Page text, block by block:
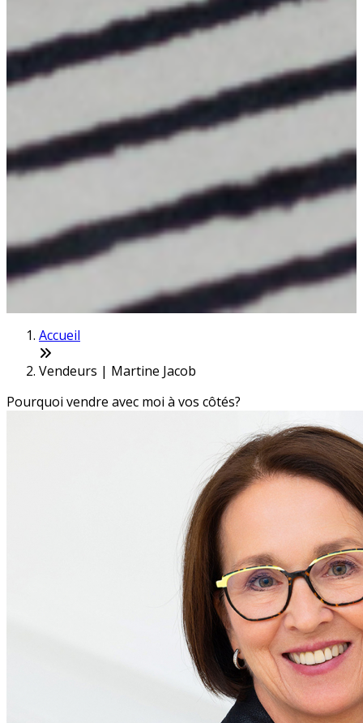
Accueil
Vendeurs | Martine Jacob
Pourquoi vendre avec moi à vos côtés?